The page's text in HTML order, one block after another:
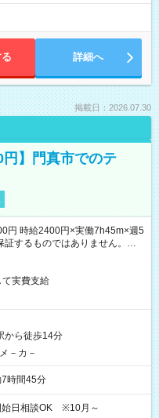
詳細へ
掲載日：2026.07.30
】門真市でのテ
時給2400円×実働7h45m×週5
するものではありません。※給
条件有）
実費支給
から徒歩14分
－カ－
時間45分
日相談OK ※10月～